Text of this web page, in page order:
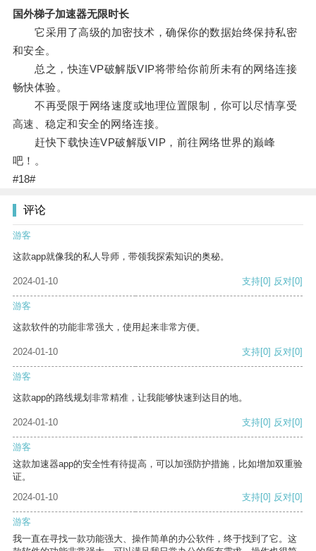
国外梯子加速器无限时长
它采用了高级的加密技术，确保你的数据始终保持私密
和安全。
总之，快连VP破解版VIP将带给你前所未有的网络连接
畅快体验。
不再受限于网络速度或地理位置限制，你可以尽情享受
高速、稳定和安全的网络连接。
赶快下载快连VP破解版VIP，前往网络世界的巅峰
吧！。
#18#
评论
游客
这款app就像我的私人导师，带领我探索知识的奥秘。
2024-01-10 支持[0] 反对[0]
游客
这款软件的功能非常强大，使用起来非常方便。
2024-01-10 支持[0] 反对[0]
游客
这款app的路线规划非常精准，让我能够快速到达目的地。
2024-01-10 支持[0] 反对[0]
游客
这款加速器app的安全性有待提高，可以加强防护措施，比如增加双重验
证。
2024-01-10
支持[0] 反对[0]
游客
我一直在寻找一款功能强大、操作简单的办公软件，终于找到了它。这